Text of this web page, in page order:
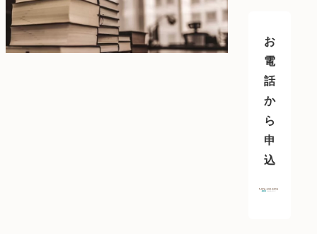
お
電
話
か
ら
申
込